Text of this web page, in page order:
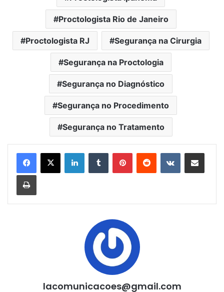
Proctologista Rio de Janeiro
Proctologista RJ Segurança na Cirurgia
Segurança na Proctologia
Segurança no Diagnóstico
Segurança no Procedimento
Segurança no Tratamento
LinkedinTumblr PinterestReddit VK Compartilhar via e-mail
Imprimir
lacomunicacoes@gmail.com